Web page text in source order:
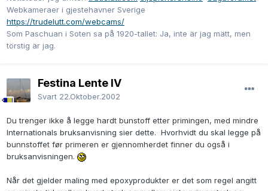
Webkameraer i gjestehavner Sverige
https://trudelutt.com/webcams/
Som Paschuan i Soten sa på 1920-tallet: Ja, inte är jag mätt, men
törstig är jag.
Festina Lente IV
Svart 22.Oktober.2002
Du trenger ikke å legge hardt bunstoff etter primingen, med mindre
Internationals bruksanvisning sier dette. Hvorhvidt du skal legge på
bunnstoffet før primeren er gjennomherdet finner du også i
bruksanvisningen.
Når det gjelder maling med epoxyprodukter er det som regel angitt